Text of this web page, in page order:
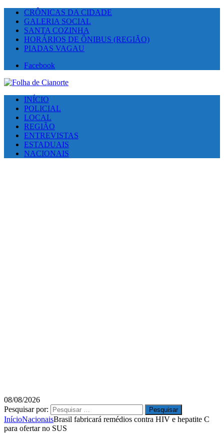
CRÔNICAS DA CIDADE
GALERIA SOCIAL
SANTA COZINHA
HORÁRIOS DE ÔNIBUS (REGIÃO)
PIADAS VAGAU
Facebook
INÍCIO
POLICIAL
LOCAL
REGIÃO
ENTREVISTAS
ESTADUAIS
NACIONAIS
08/08/2026
Pesquisar por:
InícioNacionaisBrasil fabricará remédios contra HIV e hepatite C
para ofertar no SUS